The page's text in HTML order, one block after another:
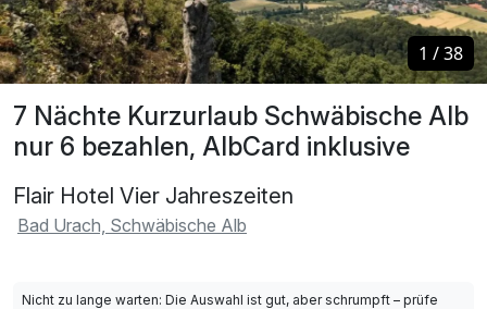
7 Nächte Kurzurlaub Schwäbische Alb
nur 6 bezahlen, AlbCard inklusive
Flair Hotel Vier Jahreszeiten
Bad Urach, Schwäbische Alb
1 /38
1 /38
Nicht zu lange warten: Die Auswahl ist gut, aber schrumpft – prüfe